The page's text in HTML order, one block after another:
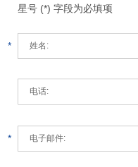
星号 (*) 字段为必填项
*
*